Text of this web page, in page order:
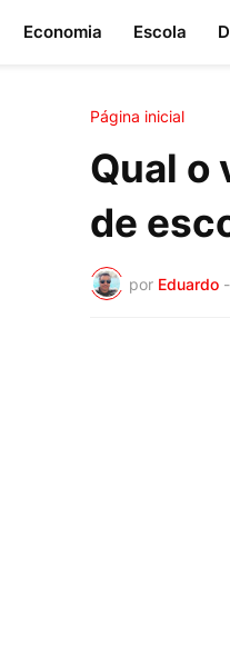
Economia Escola
Página inicial
Qual o
de
por Eduardo -